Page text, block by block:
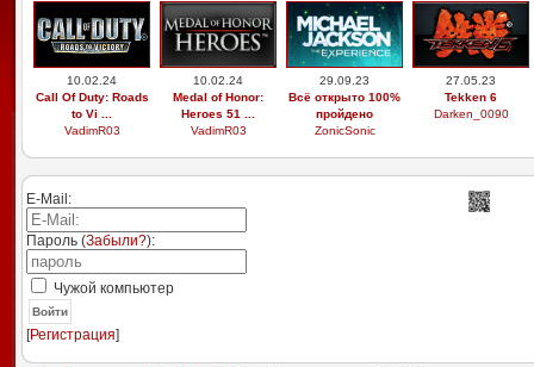
10.02.24
Call Of Duty: Roads
to Vi ...
VadimR03
10.02.24
Medal of Honor:
Heroes 51 ...
VadimR03
29.09.23
Всё открыто 100%
пройдено
ZonicSonic
27.05.23
Tekken 6
Darken_0090
E-Mail:
Пароль (Забыли?):
Чужой компьютер
Войти
[Регистрация]